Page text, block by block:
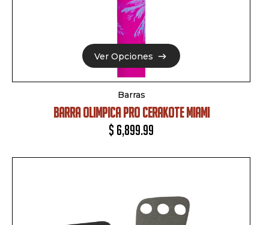
Ver Opciones
Ver Opciones
Barras
BARRA OLIMPICA PRO CERAKOTE MIAMI
$ 6,899.99